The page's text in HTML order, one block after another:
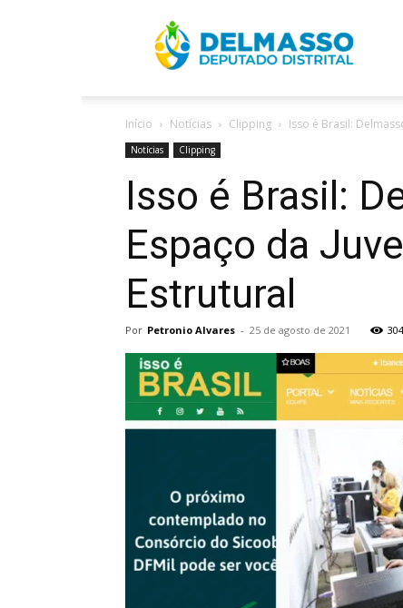
Início Notícias Clipping Isso é Brasil:
Notícias Clipping
Isso é Brasil:
Espaço da
Estrutural
Por Petronio Alvares - 25 de agosto de 2021 304